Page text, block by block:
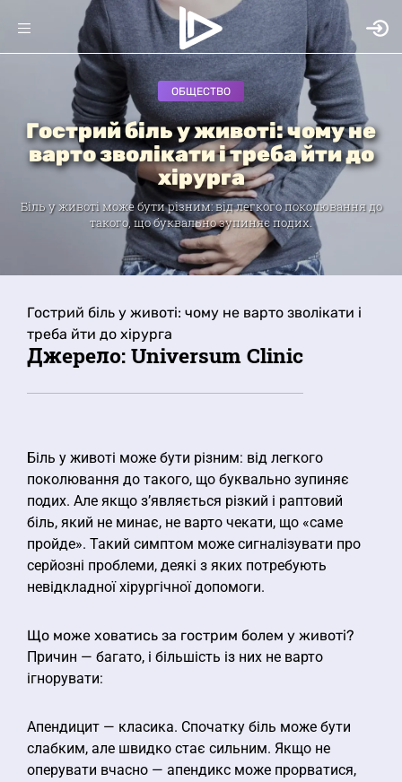
ОБЩЕСТВО
Гострий біль у животі: чому не
варто зволікати і треба йти до
хірурга
Біль у животі може бути різним: від легкого поколювання до
такого, що буквально зупиняє подих.
Гострий біль у животі: чому не варто зволікати і
треба йти до хірурга
Джерело: Universum Clinic
Біль у животі може бути різним: від легкого
поколювання до такого, що буквально зупиняє
подих. Але якщо з’являється різкий і раптовий
біль, який не минає, не варто чекати, що «саме
пройде». Такий симптом може сигналізувати про
серйозні проблеми, деякі з яких потребують
невідкладної хірургічної допомоги.
Що може ховатись за гострим болем у животі?
Причин — багато, і більшість із них не варто
ігнорувати:
Апендицит — класика. Спочатку біль може бути
слабким, але швидко стає сильним. Якщо не
оперувати вчасно — апендикс може прорватися,